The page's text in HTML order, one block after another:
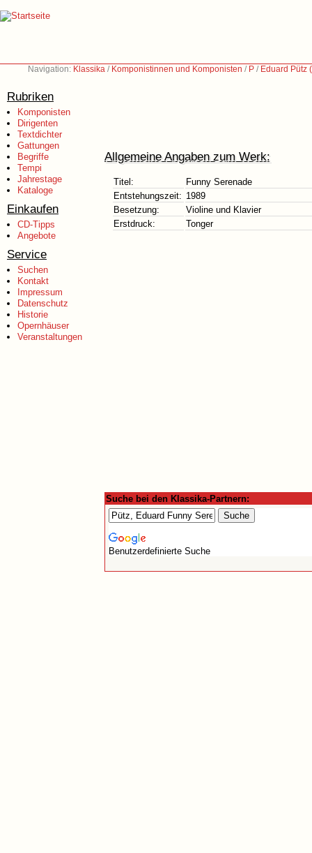
Navigation: Klassika / Komponistinnen und Komponisten / P / Eduard Pütz
Rubriken
Komponisten
Dirigenten
Textdichter
Gattungen
Begriffe
Tempi
Jahrestage
Kataloge
Einkaufen
CD-Tipps
Angebote
Service
Suchen
Kontakt
Impressum
Datenschutz
Historie
Opernhäuser
Veranstaltungen
Allgemeine Angaben zum Werk:
Titel:
Funny Serenade
Entstehungszeit: 1989
Besetzung:
Violine und Klavier
Erstdruck:
Tonger
Suche bei den Klassika-Partnern:
Benutzerdefinierte Suche